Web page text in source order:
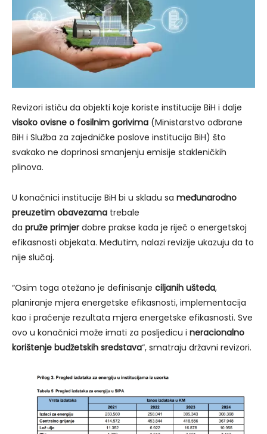
Revizori ističu da objekti koje koriste institucije BiH i dalje
visoko ovisne o fosilnim gorivima (Ministarstvo odbrane
BiH i Služba za zajedničke poslove institucija BiH) što
svakako ne doprinosi smanjenju emisije stakleničkih
plinova.
U konačnici institucije BiH bi u skladu sa međunarodno
preuzetim obavezama trebale
da pruže primjer dobre prakse kada je riječ o energetskoj
efikasnosti objekata. Međutim, nalazi revizije ukazuju da to
nije slučaj.
“Osim toga otežano je definisanje ciljanih ušteda,
planiranje mjera energetske efikasnosti, implementacija
kao i praćenje rezultata mjera energetske efikasnosti. Sve
ovo u konačnici može imati za posljedicu i neracionalno
korištenje budžetskih sredstava“, smatraju državni revizori.